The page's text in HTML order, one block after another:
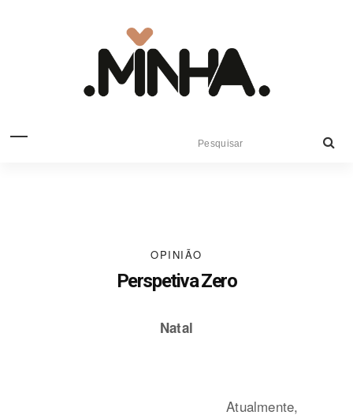
OPINIÃO
Perspetiva Zero
Natal
Atualmente,